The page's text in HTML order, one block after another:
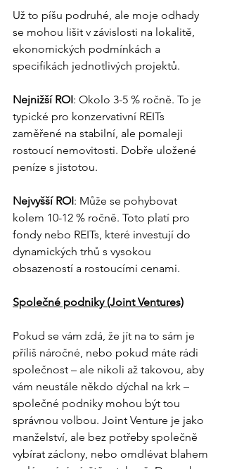
Už to píšu podruhé, ale moje odhady
se mohou lišit v závislosti na lokalitě,
ekonomických podmínkách a
specifikách jednotlivých projektů.
Nejnižší ROI: Okolo 3-5 % ročně. To je
typické pro konzervativní REITs
zaměřené na stabilní, ale pomaleji
rostoucí nemovitosti. Dobře uložené
peníze s jistotou.
Nejvyšší ROI: Může se pohybovat
kolem 10-12 % ročně. Toto platí pro
fondy nebo REITs, které investují do
dynamických trhů s vysokou
obsazeností a rostoucími cenami.
Společné podniky (Joint Ventures)
Pokud se vám zdá, že jít na to sám je
příliš náročné, nebo pokud máte rádi
společnost – ale nikoli až takovou, aby
vám neustále někdo dýchal na krk –
společné podniky mohou být tou
správnou volbou. Joint Venture je jako
manželství, ale bez potřeby společně
vybírat záclony, nebo omdlévat blahem